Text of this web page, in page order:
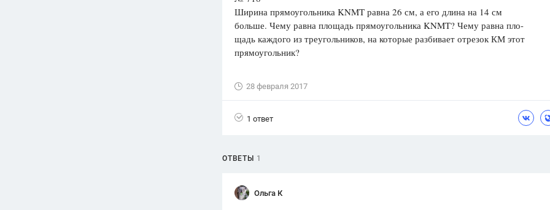
Вузы
Олимпиады
Spotlight
ГИА
Цветков Л. А.
Психология
Ширина прямоугольника KNMT равна 26 см, а его длина на 14 см
больше. Чему равна площадь прямоугольника KNMT? Чему равна пло-
щадь каждого из треугольников, на которые разбивает отрезок КМ этот
прямоугольник?
28 февраля 2017
1 ответ
ОТВЕТЫ 1
Ольга К